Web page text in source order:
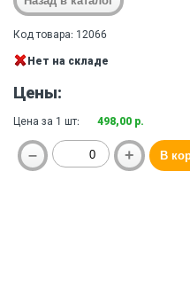
Код товара: 12066
Нет на складе
Цены:
Цена за 1 шт: 498,00 р.